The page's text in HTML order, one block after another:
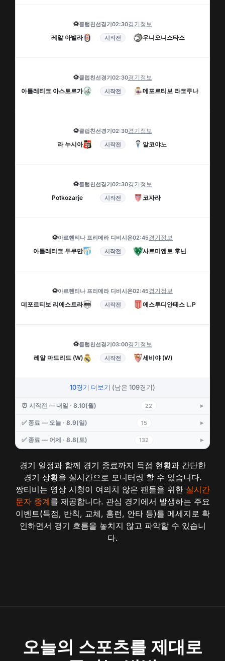
⚽클럽친선경기02:30경기정보
레알 아빌라
시작전 우니오니스타스
⚽클럽친선경기02:30경기정보
아틀레티코 아스토르가
시작전 데포르티보 라코루냐
⚽클럽친선경기02:30경기정보
라 누시아
시작전 알코야노
⚽클럽친선경기02:30경기정보
Potkozarje
시작전 코자라
⚽아르헨티나 프리메라 디비시온02:45경기정보
아틀레티코 투쿠만
시작전 사르미엔토 후닌
⚽아르헨티나 프리메라 디비시온02:45경기정보
데포르티보 리에스트라
시작전 에스투디안테스 L.P
⚽클럽친선경기03:00경기정보
레알 마드리드 (W)
시작전 세비야 (W)
10경기 더보기 (남은 109경기)
⏰ 시작전 — 내일 · 8.10(월) 22
✅ 종료 — 오늘 · 8.9(일) 15
✅ 종료 — 어제 · 8.8(토) 132
경기 일정과 함께 경기 종료까지 득점 현황과 간단한
경기 상황을 실시간으로 모니터링 할 수 있습니다.
짱티비는 영상 시청이 여의치 않은 팬들을 위한 실시간
문자 중계를 제공합니다. 관심 경기에서 발생하는 주요
이벤트(득점, 반칙, 교체, 홈런, 안타 등)를 메세지로 확
인하면서 경기 흐름을 놓치지 않고 파악할 수 있습니
다.
오늘의 스포츠를 제대로